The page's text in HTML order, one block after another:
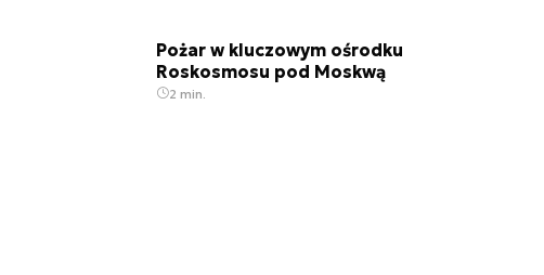
Pożar w kluczowym ośrodku
Roskosmosu pod Moskwą
2 min.